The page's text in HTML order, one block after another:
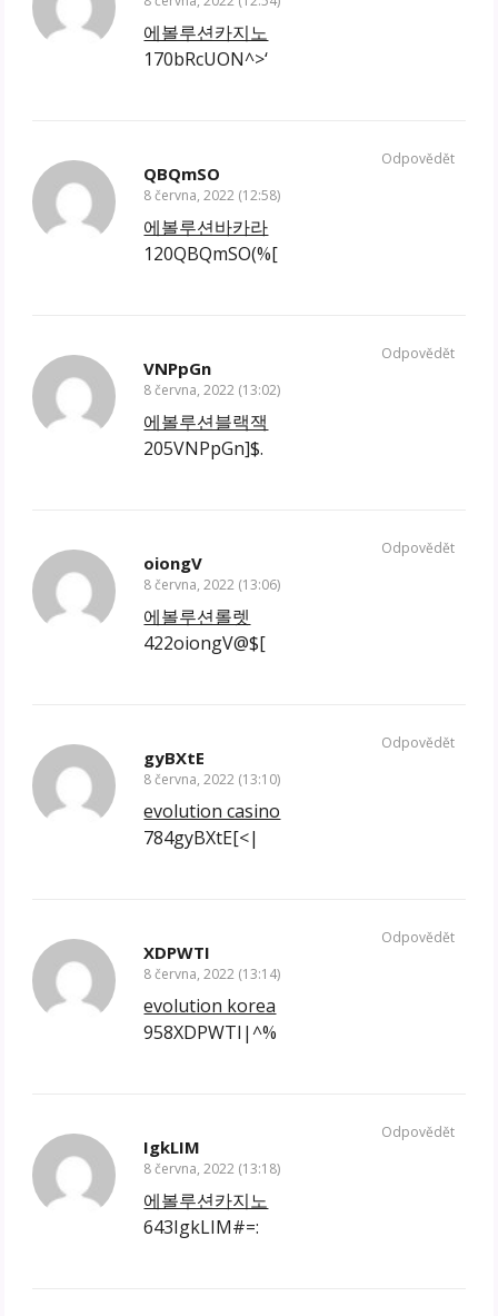
에볼루션카지노
170bRcUON^>‘
QBQmSO
8 června, 2022 (12:58)
에볼루션바카라
120QBQmSO(%[
Odpovědět
VNPpGn
8 června, 2022 (13:02)
에볼루션블랙잭
205VNPpGn]$.
Odpovědět
oiongV
8 června, 2022 (13:06)
에볼루션롤렛
422oiongV@$[
Odpovědět
gyBXtE
8 června, 2022 (13:10)
evolution casino
784gyBXtE[<|
Odpovědět
XDPWTI
8 června, 2022 (13:14)
evolution korea
958XDPWTI|^%
Odpovědět
IgkLIM
8 června, 2022 (13:18)
에볼루션카지노
643IgkLIM#=:
Odpovědět